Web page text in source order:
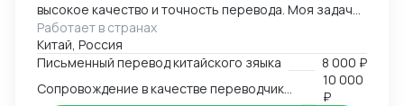
высокое качество и точность перевода. Моя задача
- обеспечить точный и качественный перевод с
китайского на русский и наоборот, чтобы установить
эффективную коммуникацию между клиентами.
Работает в странах
Китай, Россия
Письменный перевод китайского зяыка
8 000 ₽
10 000
₽